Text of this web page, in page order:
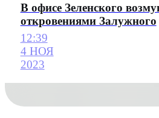
В офисе Зеленского
откровениями Залужного
12:39
4 НОЯ
2023